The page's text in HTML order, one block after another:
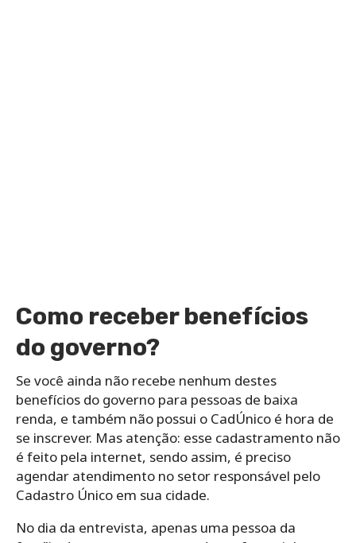
Como receber benefícios
do governo?
Se você ainda não recebe nenhum destes
benefícios do governo para pessoas de baixa
renda, e também não possui o CadÚnico é hora de
se inscrever. Mas atenção: esse cadastramento não
é feito pela internet, sendo assim, é preciso
agendar atendimento no setor responsável pelo
Cadastro Único em sua cidade.
No dia da entrevista, apenas uma pessoa da